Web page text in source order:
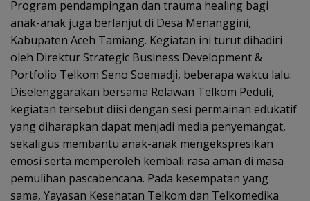
Program pendampingan dan trauma healing bagi
anak-anak juga berlanjut di Desa Menanggini,
Kabupaten Aceh Tamiang. Kegiatan ini turut dihadiri
oleh Direktur Strategic Business Development &
Portfolio Telkom Seno Soemadji, beberapa waktu lalu.
Diselenggarakan bersama Relawan Telkom Peduli,
kegiatan tersebut diisi dengan sesi permainan edukatif
yang diharapkan dapat menjadi media penyemangat,
sekaligus membantu anak-anak mengekspresikan
emosi serta memperoleh kembali rasa aman di masa
pemulihan pascabencana. Pada kesempatan yang
sama, Yayasan Kesehatan Telkom dan Telkomedika